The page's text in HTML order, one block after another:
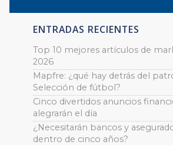
ENTRADAS RECIENTES
Top 10 mejores artículos de
2026
Mapfre: ¿qué hay detrás del
Selección de fútbol?
Cinco divertidos anuncios
alegrarán el día
¿Necesitarán bancos y
dentro de cinco años?